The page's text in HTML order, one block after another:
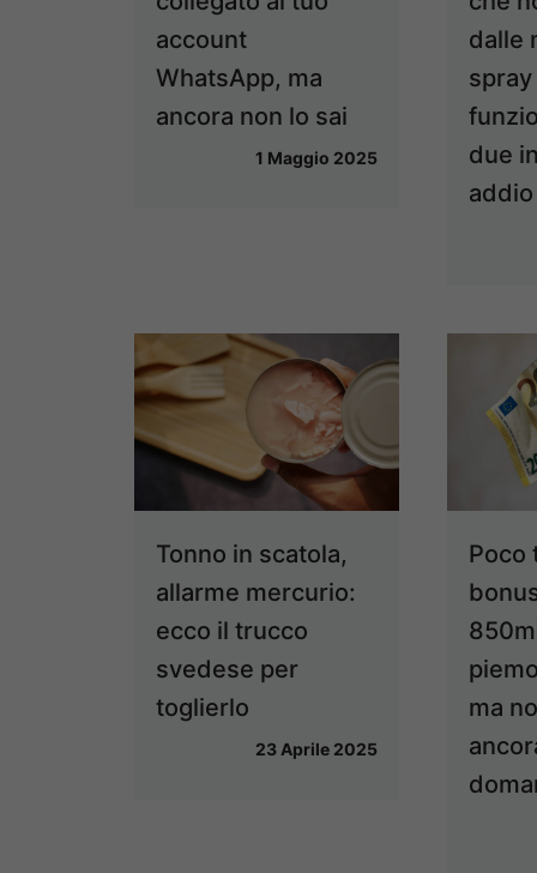
account
WhatsApp, ma
ancora non lo sai
1 Maggio 2025
dalle
due
Tonno in scatola,
allarme mercurio:
ecco il trucco
svedese per
toglierlo
23 Aprile 2025
Poco
ma